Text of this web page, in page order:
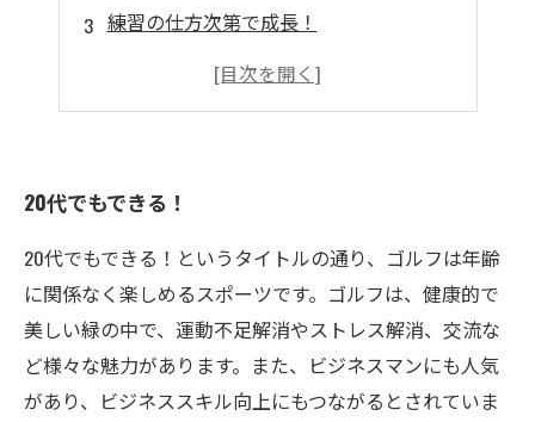
練習の仕方次第で成長！
ストレス社会に生きる20代におすすめ！
20代でもできる！
20代でもできる！というタイトルの通り、ゴルフは年齢
に関係なく楽しめるスポーツです。ゴルフは、健康的で
美しい緑の中で、運動不足解消やストレス解消、交流な
ど様々な魅力があります。また、ビジネスマンにも人気
があり、ビジネススキル向上にもつながるとされていま